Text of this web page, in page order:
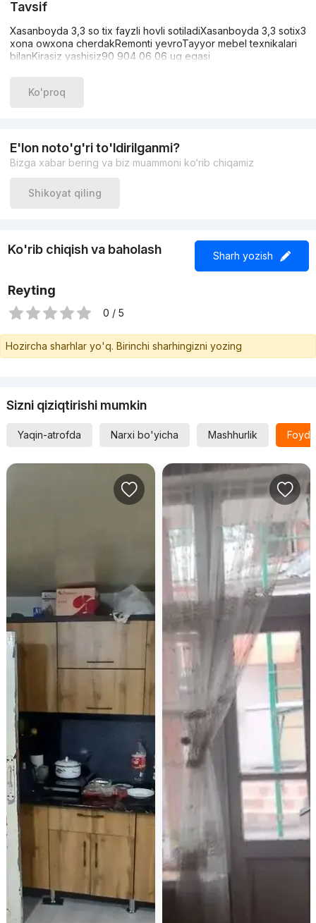
Tavsif
Xasanboyda 3,3 so tix fayzli hovli sotiladiXasanboyda 3,3 sotix3
xona owxona cherdakRemonti yevroTayyor mebel texnikalari
bilanKirasiz yashisiz90 904 06 06 ug egasi
Ko'proq
E'lon noto'g'ri to'ldirilganmi?
Bizga xabar bering va biz muammoni ko‘rib chiqamiz
Shikoyat qiling
Ko'rib chiqish va baholash Sharh yozish
Reyting
0 / 5
Hozircha sharhlar yo'q. Birinchi sharhingizni yozing
Sizni qiziqtirishi mumkin
Yaqin-atrofda Narxi bo'yicha Mashhurlik